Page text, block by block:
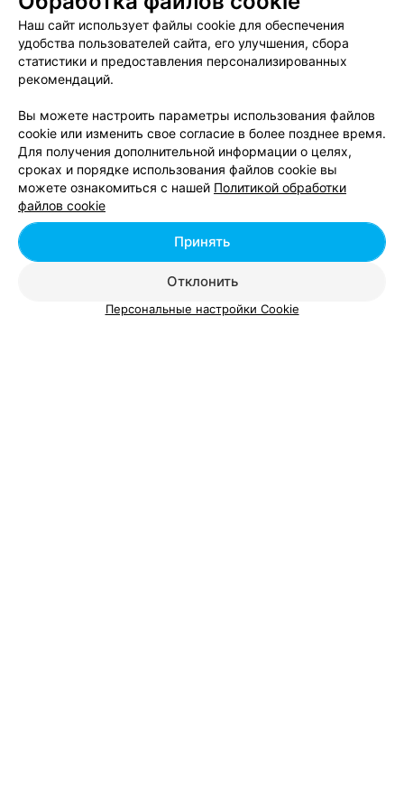
Вам будет интересно
Свадебная прическа в Беларуси
Стрижка в Беларуси
Стрижка кончиков в Беларуси
Наш сайт использует файлы cookie для обеспечения
удобства пользователей сайта, его улучшения, сбора
статистики и предоставления персонализированных
рекомендаций.
Вы можете настроить параметры использования файлов
cookie или изменить свое согласие в более позднее время.
Для получения дополнительной информации о целях,
сроках и порядке использования файлов cookie вы
можете ознакомиться с нашей Политикой обработки
файлов cookie
Отклонить
Принять
Персональные настройки Cookie